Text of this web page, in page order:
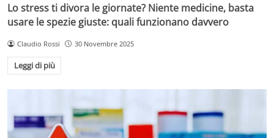
Lo stress ti divora le giornate? Niente medicine, basta
usare le spezie giuste: quali funzionano davvero
Claudio Rossi 30 Novembre 2025
Leggi di più